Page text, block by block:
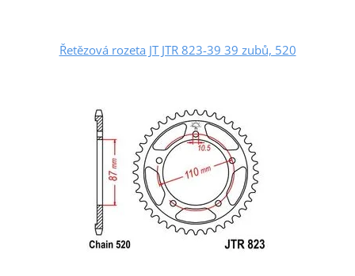
Řetězová rozeta JT JTR 823-39 39 zubů, 520